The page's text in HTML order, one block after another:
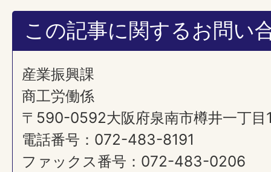
この記事に関するお問い
産業振興課
商工労働係
〒590-0592大阪府泉南市樽井一丁目
電話番号：072-483-8191
ファックス番号：072-483-0206